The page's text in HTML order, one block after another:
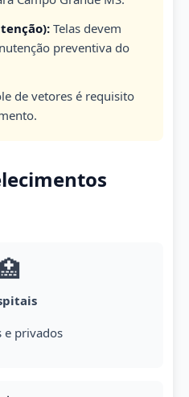
Telas devem
preventiva do
de vetores é requisito
e privados